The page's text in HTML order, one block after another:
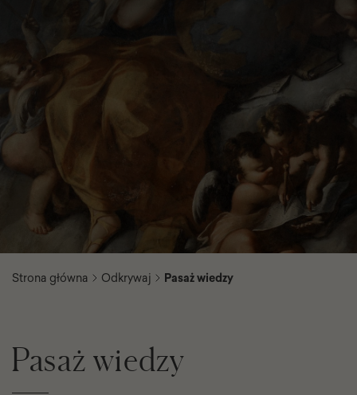
Strona główna Odkrywaj Pasaż wiedzy
Pasaż wiedzy